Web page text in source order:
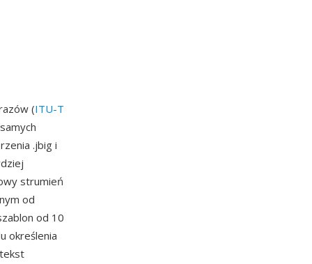
(ITU-T
.jbig i
strumień
od
od 10
określenia